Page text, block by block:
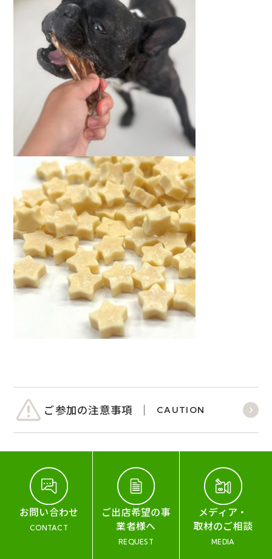
ご参加の注意事項 CAUTION
お問い合わせ
CONTACT
ご出店希望の事
業者様へ
REQUEST
メディア・
取材のご相談
MEDIA